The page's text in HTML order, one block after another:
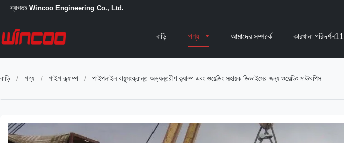
স্বাগতম Wincoo Engineering Co., Ltd.
বাড়ি পণ্য আমাদের সম্পর্কে কারখানা পরিদর্শন11
বাড়ি / পণ্য / পাইপ ক্ল্যাম্প / পাইপলাইন বায়ুসংক্রান্ত অভ্যন্তরীণ ক্ল্যাম্প এবং ওয়েল্ডিং সহায়ক ডিভাইসের জন্য ওয়েল্ডিং মাউথপিস